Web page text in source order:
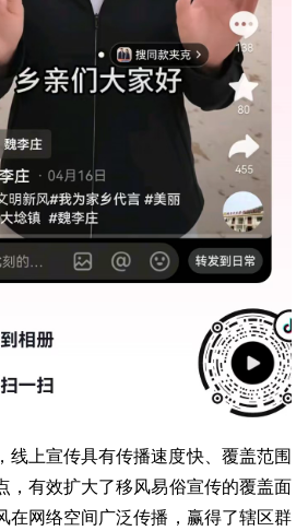
线上宣传具有传播速度快、覆盖范围
，有效扩大了移风易俗宣传的覆盖面
在网络空间广泛传播，赢得了辖区群